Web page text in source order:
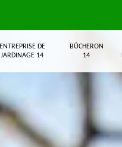
ENTREPRISE DE
JARDINAGE 14
BÛCHERON
14